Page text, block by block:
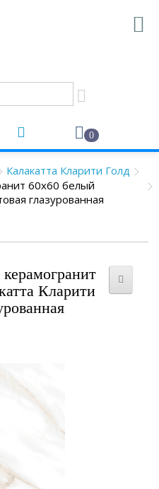
0
Калакатта Кларити Голд
60x60 белый
глазурованная
Кларити